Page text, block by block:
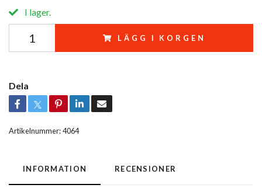
I lager.
LÄGG I KORGEN
Dela
Artikelnummer:4064
INFORMATION RECENSIONER